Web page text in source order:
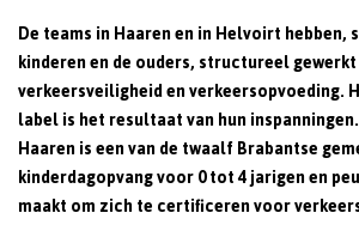
De teams in Haaren en in Helvoirt hebben,
kinderen en de ouders, structureel
verkeersveiligheid en verkeersopvoeding.
label is het resultaat van hun
Haaren is een van de twaalf Brabantse
kinderdagopvang voor 0 tot 4 jarigen en
maakt om zich te certificeren voor